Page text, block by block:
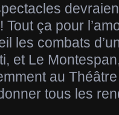
ça pour
les combats
et Le
au
tous les